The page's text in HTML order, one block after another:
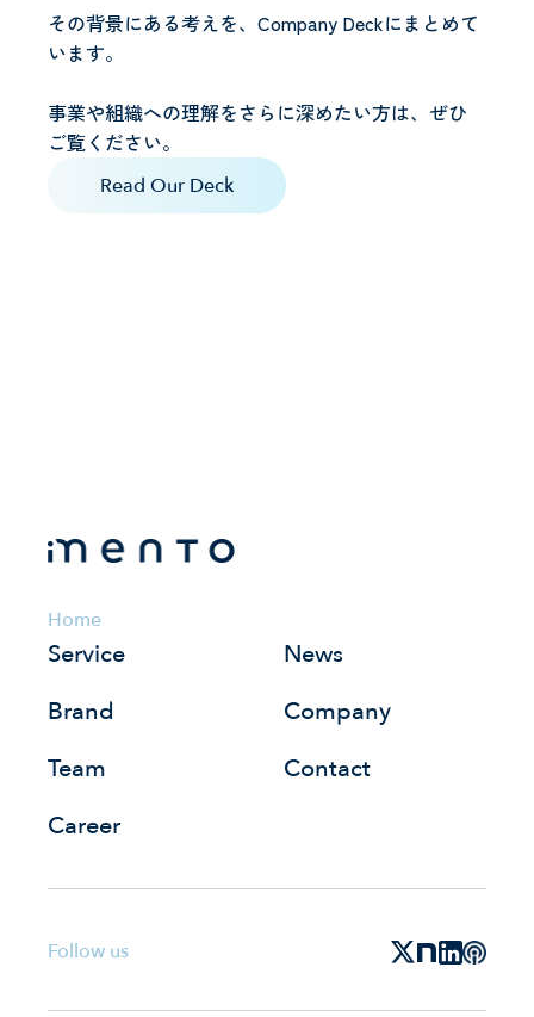
その背景にある考えを、Company Deckにまとめて
います。
事業や組織への理解をさらに深めたい方は、ぜひ
ご覧ください。
Read Our Deck
Home
Service
News
Brand
Company
Team
Contact
Career
Follow us